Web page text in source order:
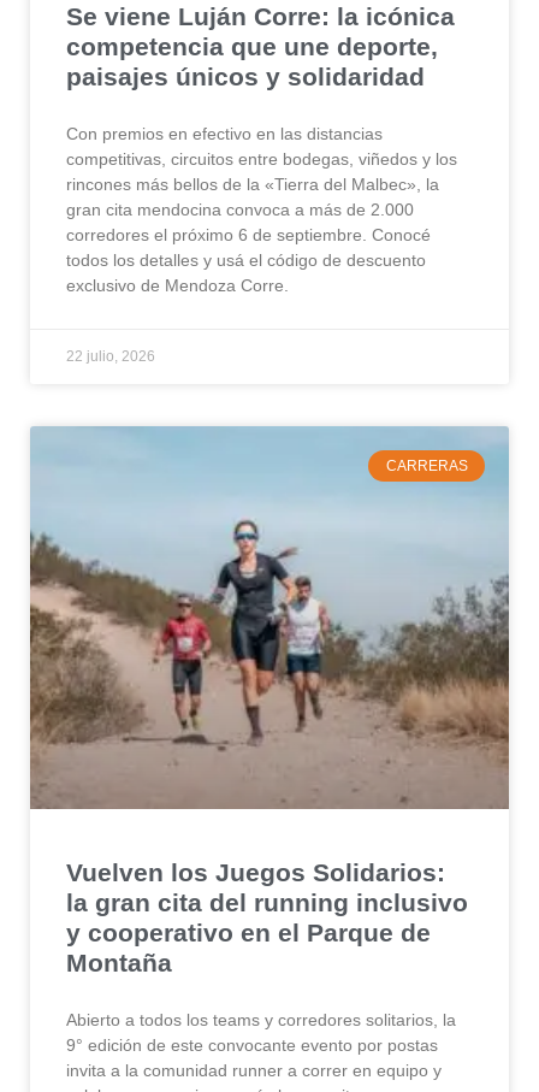
Se viene Luján Corre: la icónica
competencia que une deporte,
paisajes únicos y solidaridad
Con premios en efectivo en las distancias
competitivas, circuitos entre bodegas, viñedos y los
rincones más bellos de la «Tierra del Malbec», la
gran cita mendocina convoca a más de 2.000
corredores el próximo 6 de septiembre. Conocé
todos los detalles y usá el código de descuento
exclusivo de Mendoza Corre.
22 julio, 2026
CARRERAS
Vuelven los Juegos Solidarios:
la gran cita del running inclusivo
y cooperativo en el Parque de
Montaña
Abierto a todos los teams y corredores solitarios, la
9° edición de este convocante evento por postas
invita a la comunidad runner a correr en equipo y